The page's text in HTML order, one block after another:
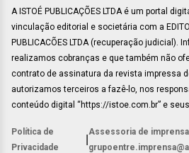
A ISTOÉ PUBLICAÇÕES LTDA é um portal
vinculação editorial e societária com a
PUBLICACÕES LTDA (recuperação judicial).
realizamos cobranças e que também não
contrato de assinatura da revista impressa
autorizamos terceiros a fazê-lo, nos
conteúdo digital “https://istoe.com.br” e
Política de
Privacidade
Assessoria de